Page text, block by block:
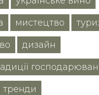
мистецтво
дизайн
тренди